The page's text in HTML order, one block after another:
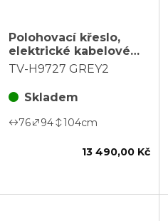
Polohovací křeslo,
elektrické kabelové
ovládání, šedá, látka,
TV-H9727 GREY2
Skladem
76 94 104cm
13 490,00 Kč